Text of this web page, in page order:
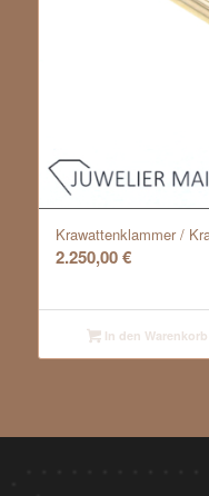
Krawattenklammer /
2.250,00€
In den Warenkorb